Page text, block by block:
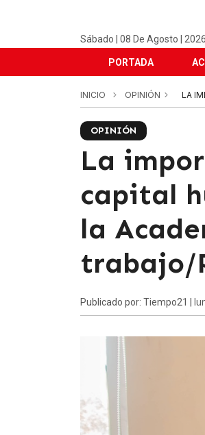
Sábado | 08 De Agosto | 2026
PORTADA
INICIO OPINIÓN LA
OPINIÓN
La
capital
la
trabajo/
Publicado por: Tiempo21 |